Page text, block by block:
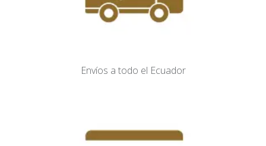
Envíos​ a todo el Ecuador